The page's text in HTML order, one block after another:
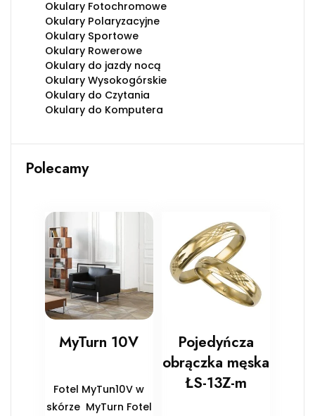
Okulary Fotochromowe
Okulary Polaryzacyjne
Okulary Sportowe
Okulary Rowerowe
Okulary do jazdy nocą
Okulary Wysokogórskie
Okulary do Czytania
Okulary do Komputera
Polecamy
MyTurn 10V
Fotel MyTun10V w
skórze MyTurn Fotel
Pojedyńcza
obrączka męska
ŁS-13Z-m